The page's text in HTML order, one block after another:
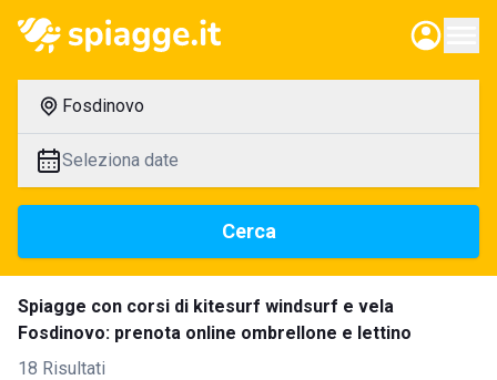
Fosdinovo
Seleziona date
Cerca
Spiagge con corsi di kitesurf windsurf e vela
Fosdinovo: prenota online ombrellone e lettino
18 Risultati